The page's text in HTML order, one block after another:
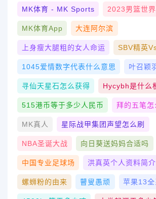
MK体育 - MK Sports 2023男篮世
MK体育App 大连阿尔滨
上身瘦大腿粗的女人命运 SBV精英
1045爱情数字代表什么意思 叶召颖
寻仙天星石怎么获得 Hycybh是什么
515港币等于多少人民币 拜的五笔怎
MK真人 星际战甲集团声望怎么刷
NBA圣诞大战 向日葵送妈妈合适吗
中国专业足球场 洪真英个人资料简介
螺蛳粉的由来 瞽叟愚顽 苹果13